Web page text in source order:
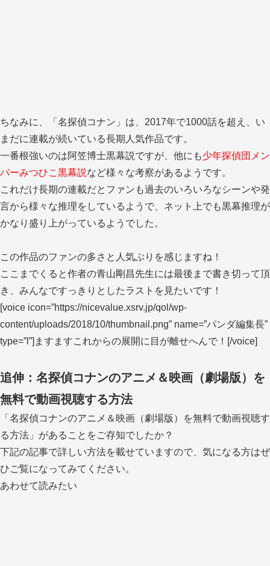
ちなみに、「名探偵コナン」は、2017年で1000話を超え、い
まだに連載が続いている長期人気作品です。
一番根強いのは阿笠博士黒幕説ですが、他にも少年探偵団メン
バーみつひこ黒幕説など様々な考察があるようです。
これだけ長期の連載だとファンも過去のいろいろなシーンや発
言から様々な推理をしているようで、ネット上でも黒幕推理が
かなり盛り上がっているようでした。
この作品のファンの多さと人気ぶりを感じますね！
ここまでくると作者の青山剛昌先生には最後まで書き切って頂
き、みんなですっきりとしたラストを見たいです！
[voice icon=”https://nicevalue.xsrv.jp/qol/wp-
content/uploads/2018/10/thumbnail.png” name=”パンダ編集長”
type=”l”]ますますこれからの展開に目が離せへんで！[/voice]
追伸：名探偵コナンのアニメ＆映画（劇場版）を
無料で動画視聴する方法
「名探偵コナンのアニメ＆映画（劇場版）を無料で動画視聴す
る方法 」があることをご存知でしたか？
下記の記事で詳しい方法を載せていますので、気になる方はぜ
ひご覧になってみてください。
あわせて読みたい